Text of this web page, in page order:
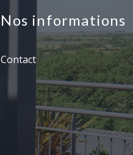
Nos informations
Contact